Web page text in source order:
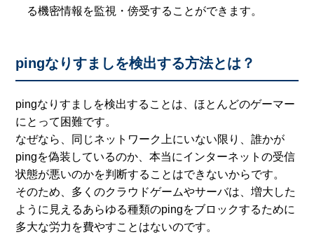
る機密情報を監視・傍受することができます。
pingなりすましを検出する方法とは？
pingなりすましを検出することは、ほとんどのゲーマー
にとって困難です。
なぜなら、同じネットワーク上にいない限り、誰かが
pingを偽装しているのか、本当にインターネットの受信
状態が悪いのかを判断することはできないからです。
そのため、多くのクラウドゲームやサーバは、増大した
ように見えるあらゆる種類のpingをブロックするために
多大な労力を費やすことはないのです。